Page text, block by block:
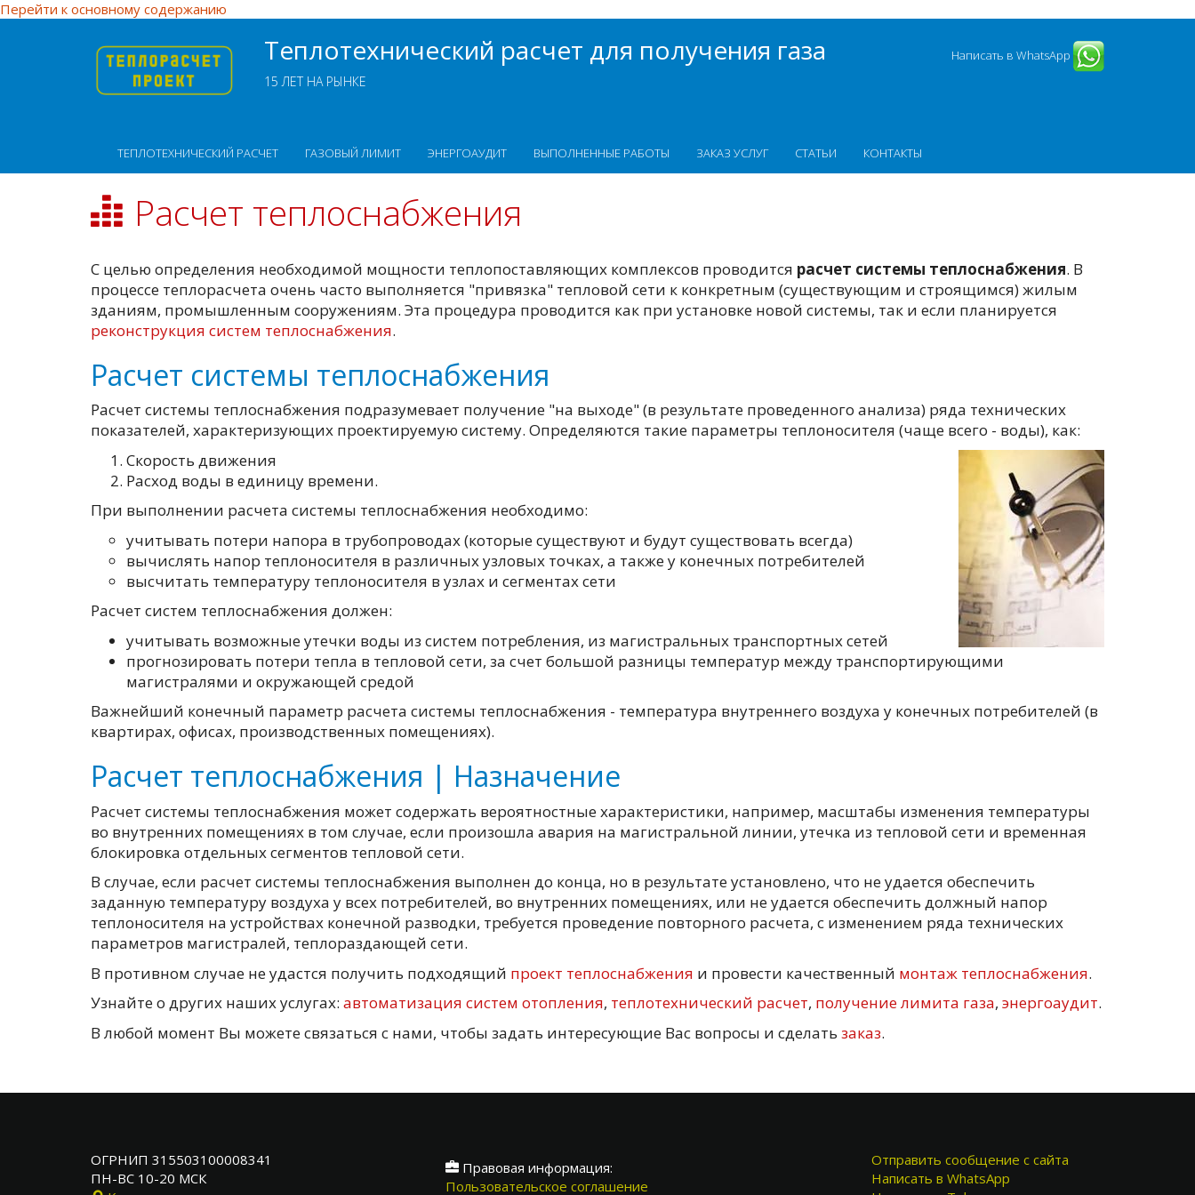
Перейти к основному содержанию
Теплотехнический расчет для получения газа
15 ЛЕТ НА РЫНКЕ
Написать в WhatsApp
ТЕПЛОТЕХНИЧЕСКИЙ РАСЧЕТ ГАЗОВЫЙ ЛИМИТ ЭНЕРГОАУДИТ ВЫПОЛНЕННЫЕ РАБОТЫ ЗАКАЗ УСЛУГ СТАТЬИ КОНТАКТЫ
Расчет теплоснабжения
С целью определения необходимой мощности теплопоставляющих комплексов проводится расчет системы теплоснабжения. В
процессе теплорасчета очень часто выполняется "привязка" тепловой сети к конкретным (существующим и строящимся) жилым
зданиям, промышленным сооружениям. Эта процедура проводится как при установке новой системы, так и если планируется
реконструкция систем теплоснабжения.
Расчет системы теплоснабжения
Расчет системы теплоснабжения подразумевает получение "на выходе" (в результате проведенного анализа) ряда технических
показателей, характеризующих проектируемую систему. Определяются такие параметры теплоносителя (чаще всего - воды), как:
Cкорость движения
Pасход воды в единицу времени.
При выполнении расчета системы теплоснабжения необходимо:
учитывать потери напора в трубопроводах (которые существуют и будут существовать всегда)
вычислять напор теплоносителя в различных узловых точках, а также у конечных потребителей
высчитать температуру теплоносителя в узлах и сегментах сети
Расчет систем теплоснабжения должен:
учитывать возможные утечки воды из систем потребления, из магистральных транспортных сетей
прогнозировать потери тепла в тепловой сети, за счет большой разницы температур между транспортирующими
магистралями и окружающей средой
Важнейший конечный параметр расчета системы теплоснабжения - температура внутреннего воздуха у конечных потребителей (в
квартирах, офисах, производственных помещениях).
Расчет теплоснабжения | Назначение
Расчет системы теплоснабжения может содержать вероятностные характеристики, например, масштабы изменения температуры
во внутренних помещениях в том случае, если произошла авария на магистральной линии, утечка из тепловой сети и временная
блокировка отдельных сегментов тепловой сети.
В случае, если расчет системы теплоснабжения выполнен до конца, но в результате установлено, что не удается обеспечить
заданную температуру воздуха у всех потребителей, во внутренних помещениях, или не удается обеспечить должный напор
теплоносителя на устройствах конечной разводки, требуется проведение повторного расчета, с изменением ряда технических
параметров магистралей, теплораздающей сети.
В противном случае не удастся получить подходящий проект теплоснабжения и провести качественный монтаж теплоснабжения.
Узнайте о других наших услугах: автоматизация систем отопления, теплотехнический расчет, получение лимита газа, энергоаудит.
В любой момент Вы можете связаться с нами, чтобы задать интересующие Вас вопросы и сделать заказ.
ОГРНИП 315503100008341
ПН-ВС 10-20 МСК
Правовая информация:
Пользовательское соглашение
Отправить сообщение с сайта
Написать в WhatsApp